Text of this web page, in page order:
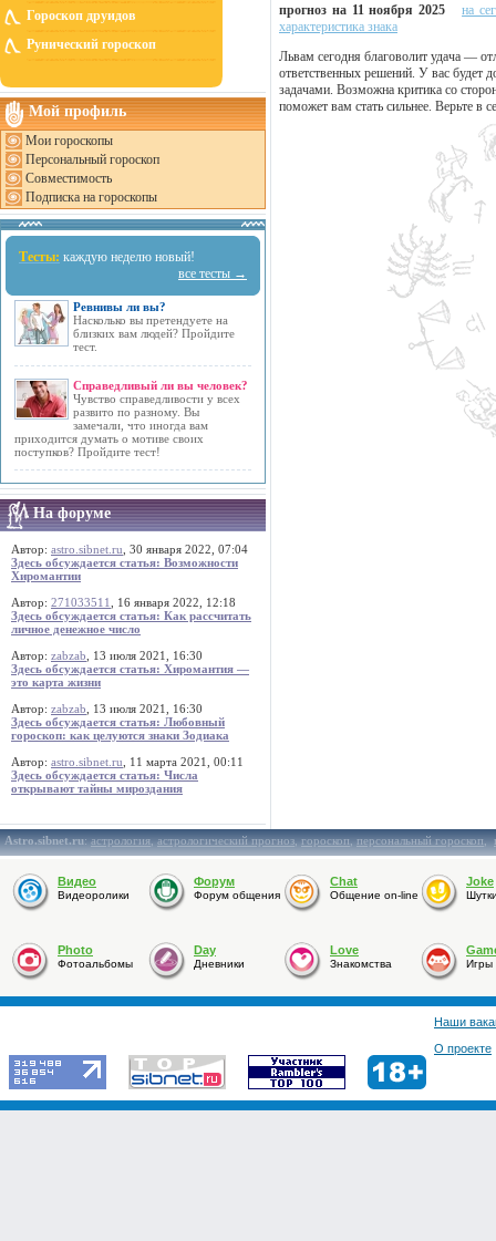
Гороскоп друидов
Рунический гороскоп
Мой профиль
Мои гороскопы
Персональный гороскоп
Совместимость
Подписка на гороскопы
Тесты: каждую неделю новый!
все тесты →
Ревнивы ли вы?
Насколько вы претендуете на
близких вам людей? Пройдите
тест.
Справедливый ли вы человек?
Чувство справедливости у всех
развито по разному. Вы
замечали, что иногда вам
приходится думать о мотиве своих
поступков? Пройдите тест!
На форуме
Автор: astro.sibnet.ru , 30 января 2022, 07:04
Здесь обсуждается статья: Возможности
Хиромантии
Автор: 271033511
, 16 января 2022, 12:18
Здесь обсуждается статья: Как рассчитать
личное денежное число
Автор: zabzab , 13 июля 2021, 16:30
Здесь обсуждается статья: Хиромантия —
это карта жизни
Автор: zabzab , 13 июля 2021, 16:30
Здесь обсуждается статья: Любовный
гороскоп: как целуются знаки Зодиака
Автор: astro.sibnet.ru , 11 марта 2021, 00:11
Здесь обсуждается статья: Числа
открывают тайны мироздания
прогноз на 11 ноября 2025
на
характеристика знака
Львам сегодня благоволит удача —
ответственных решений. У вас будет
задачами. Возможна критика со
поможет вам стать сильнее. Верьте в
Astro.sibnet.ru:астрология,астрологический прогноз,гороскоп,персональный гороскоп,
Видео
Видеоролики
Форум
Форум общения
Chat
Общение on-line
Joke
Photo
Фотоальбомы
Day
Дневники
Love
Знакомства Игры
Наши
О проекте